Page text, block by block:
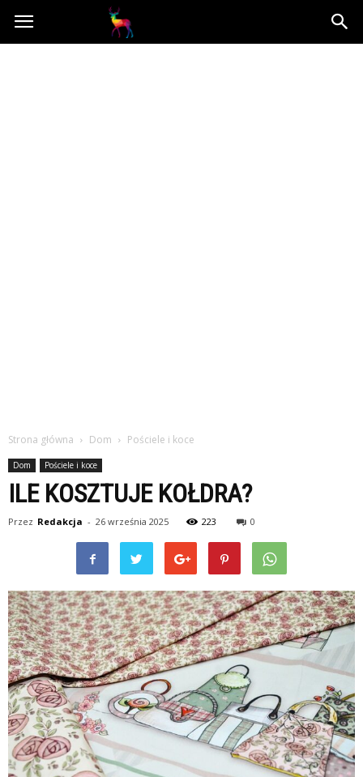
Mooseart.pl
Strona główna Dom Pościele i koce
Dom Pościele i koce
ILE KOSZTUJE KOŁDRA?
Przez Redakcja - 26 września 2025 223 0